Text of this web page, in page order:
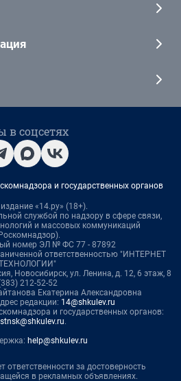
в соцсетях
и государственных органов
«14.ру» (18+).
службой по надзору в сфере связи,
и массовых коммуникаций
номер ЭЛ № ФС 77 - 87892
ответственностью "ИНТЕРНЕТ
Новосибирск, ул. Ленина, д. 12, 6 этаж, 8
212-52-52
Екатерина Александровна
редакции: 14@shkulev.ru
и государственных органов:
.
help@shkulev.ru
ответственности за достоверность
в рекламных объявлениях.